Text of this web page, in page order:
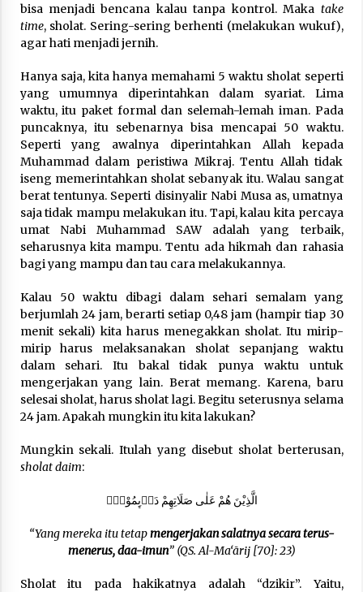
bisa menjadi bencana kalau tanpa kontrol. Maka take
time, sholat. Sering-sering berhenti (melakukan wukuf),
agar hati menjadi jernih.
Hanya saja, kita hanya memahami 5 waktu sholat seperti
yang umumnya diperintahkan dalam syariat. Lima
waktu, itu paket formal dan selemah-lemah iman. Pada
puncaknya, itu sebenarnya bisa mencapai 50 waktu.
Seperti yang awalnya diperintahkan Allah kepada
Muhammad dalam peristiwa Mikraj. Tentu Allah tidak
iseng memerintahkan sholat sebanyak itu. Walau sangat
berat tentunya. Seperti disinyalir Nabi Musa as, umatnya
saja tidak mampu melakukan itu. Tapi, kalau kita percaya
umat Nabi Muhammad SAW adalah yang terbaik,
seharusnya kita mampu. Tentu ada hikmah dan rahasia
bagi yang mampu dan tau cara melakukannya.
Kalau 50 waktu dibagi dalam sehari semalam yang
berjumlah 24 jam, berarti setiap 0,48 jam (hampir tiap 30
menit sekali) kita harus menegakkan sholat. Itu mirip-
mirip harus melaksanakan sholat sepanjang waktu
dalam sehari. Itu bakal tidak punya waktu untuk
mengerjakan yang lain. Berat memang. Karena, baru
selesai sholat, harus sholat lagi. Begitu seterusnya selama
24 jam. Apakah mungkin itu kita lakukan?
Mungkin sekali. Itulah yang disebut sholat berterusan,
sholat daim:
الَّذِيْنَ هُمْ عَلٰى صَلَاتِهِمْ دَاۤىِٕمُوْنَۖ
“Yang mereka itu tetapmengerjakan salatnya secara terus-
menerus, daa-imun” (QS. Al-Ma‘ārij [70]: 23)
Sholat itu pada hakikatnya adalah “dzikir”. Yaitu,